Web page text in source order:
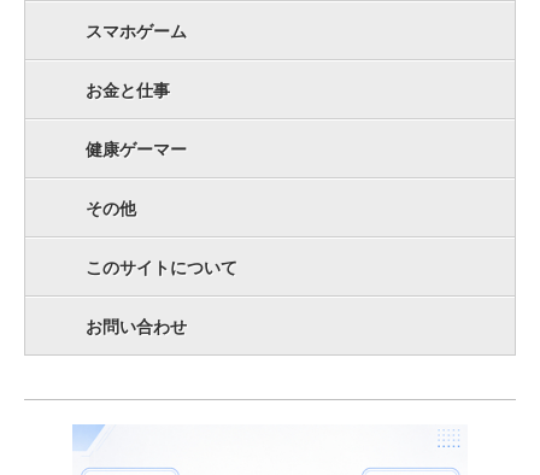
スマホゲーム
お金と仕事
健康ゲーマー
その他
このサイトについて
お問い合わせ